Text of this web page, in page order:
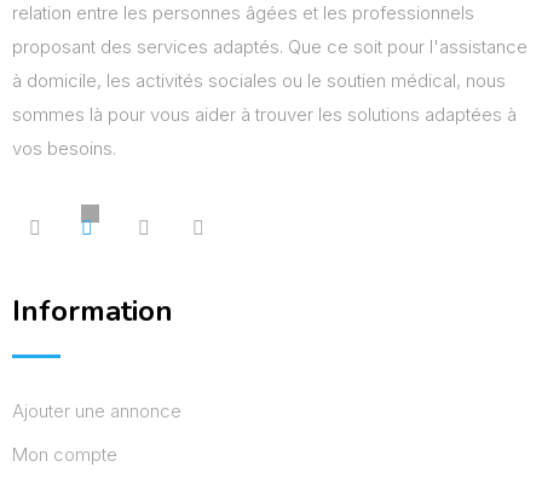
relation entre les personnes âgées et les professionnels
proposant des services adaptés. Que ce soit pour l'assistance
à domicile, les activités sociales ou le soutien médical, nous
sommes là pour vous aider à trouver les solutions adaptées à
vos besoins.
Information
Ajouter une annonce
Mon compte